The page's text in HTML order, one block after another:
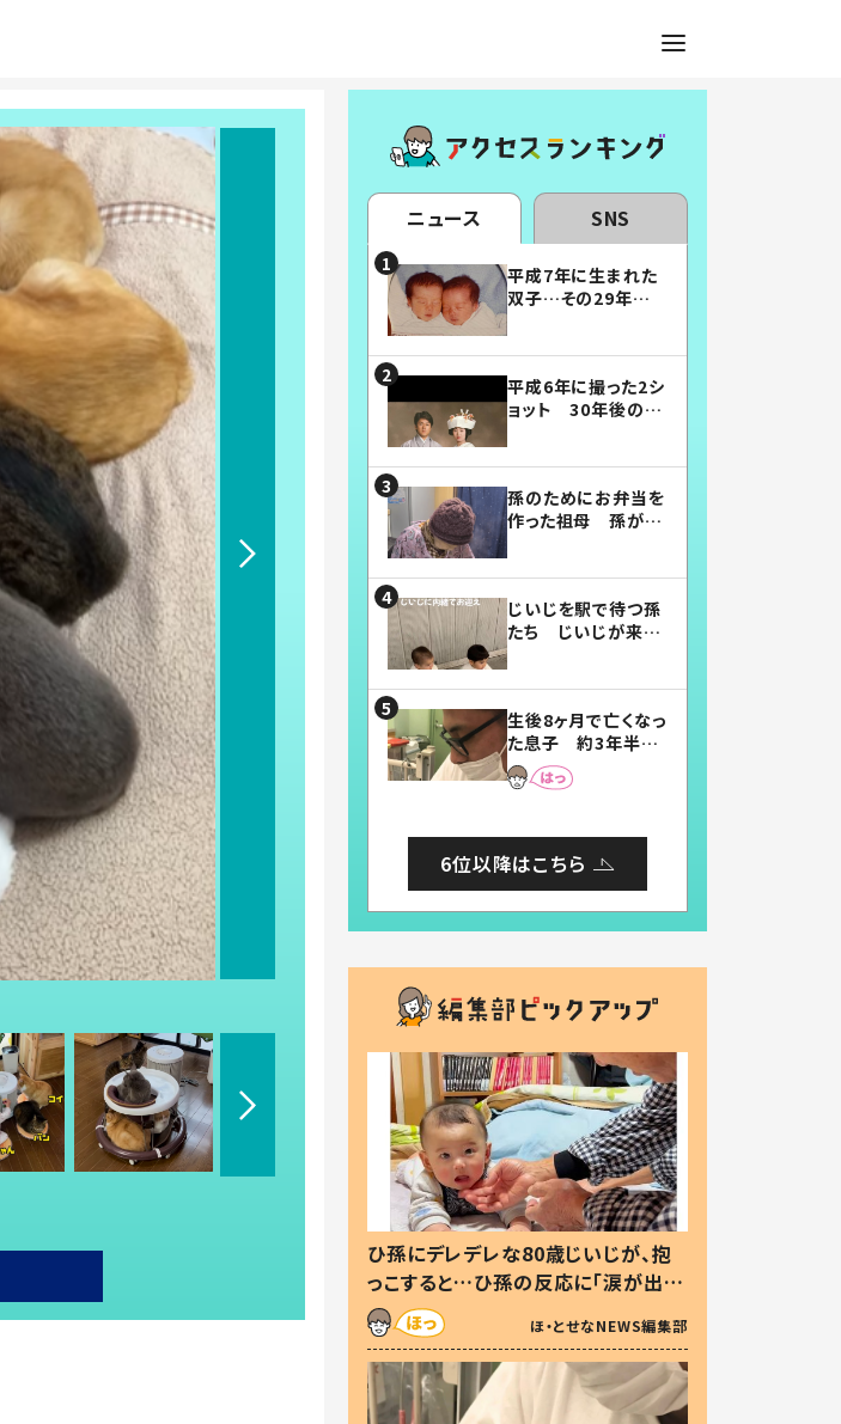
ニュース SNS
平成7年に生まれた
双子…その29年後
平成6年に撮った2シ
ョット 30年後の姿
孫のためにお弁当を
作った祖母 孫が絶
じいじを駅で待つ孫
たち じいじが来た
まらない」「幸せにな
れる」
生後8ヶ月で亡くなっ
た息子 約3年半
後、当時の妻の日記
に書いてあった本音
6位以降はこちら
ひ孫にデレデレな80歳じいじが、抱
っこすると…ひ孫の反応に「涙が出ま
した」「可愛くて仕方ない」
ほ・とせなNEWS編集部